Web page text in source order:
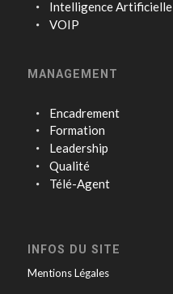
Intelligence Artificielle
VOIP
MANAGEMENT
Encadrement
Formation
Leadership
Qualité
Télé-Agent
INFOS DU SITE
Mentions Légales